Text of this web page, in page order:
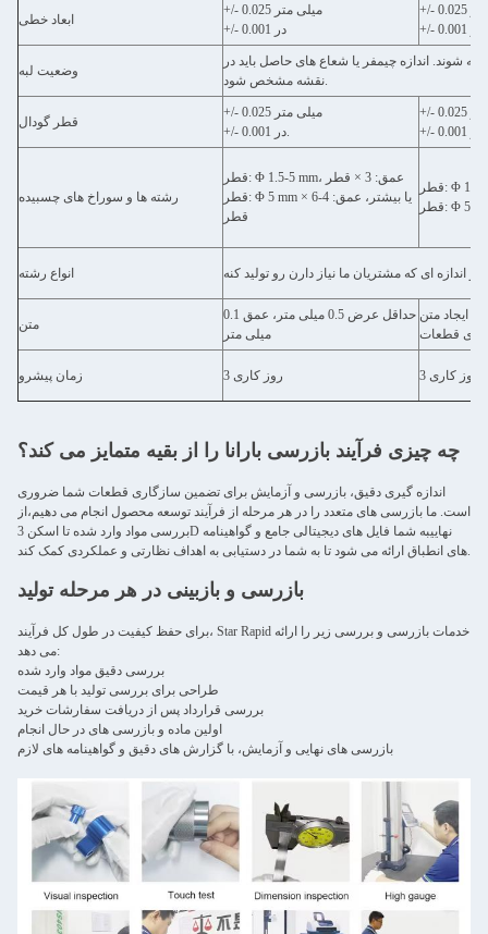
ابعاد خطی
+/- 0.025 میلی متر
+/- 0.001 در
وضعیت لبه
شوند. اندازه چیمفر یا شعاع های حاصل باید در
نقشه مشخص شود.
قطر گودال
+/- 0.025 میلی متر
+/- 0.001 در.
رشته ها و سوراخ های چسبیده
قطر: Φ 1.5-5 mm، عمق: 3 × قطر
قطر: Φ 5 mm یا بیشتر، عمق: 4-6 ×
قطر
انواع رشته اندازه ای که مشتریان ما نیاز دارن رو تولید کنه
متن
حداقل عرض 0.5 میلی متر، عمق 0.1
میلی متر
ایجاد متن
زمان پیشرو 3 روز کاری 3 روز کاری
چه چیزی فرآیند بازرسی بارانا را از بقیه متمایز می کند؟
اندازه گیری دقیق، بازرسی و آزمایش برای تضمین سازگاری قطعات شما ضروری
است. ما بازرسی های متعدد را در هر مرحله از فرآیند توسعه محصول انجام می دهیم،از
بررسی مواد وارد شده تا اسکن 3D نهاییبه شما فایل های دیجیتالی جامع و گواهینامه
های انطباق ارائه می شود تا به شما در دستیابی به اهداف نظارتی و عملکردی کمک کند.
بازرسی و بازبینی در هر مرحله تولید
برای حفظ کیفیت در طول کل فرآیند، Star Rapid خدمات بازرسی و بررسی زیر را ارائه
می دهد:
بررسی دقیق مواد وارد شده
طراحی برای بررسی تولید با هر قیمت
بررسی قرارداد پس از دریافت سفارشات خرید
اولین ماده و بازرسی های در حال انجام
بازرسی های نهایی و آزمایش، با گزارش های دقیق و گواهینامه های لازم